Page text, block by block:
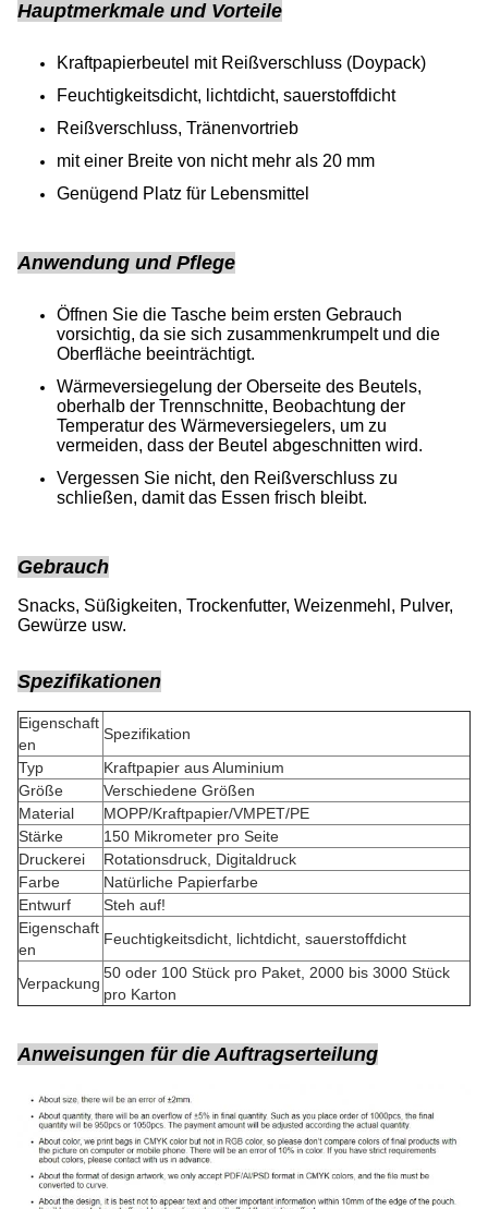
Hauptmerkmale und Vorteile
Kraftpapierbeutel mit Reißverschluss (Doypack)
Feuchtigkeitsdicht, lichtdicht, sauerstoffdicht
Reißverschluss, Tränenvortrieb
mit einer Breite von nicht mehr als 20 mm
Genügend Platz für Lebensmittel
Anwendung und Pflege
Öffnen Sie die Tasche beim ersten Gebrauch
vorsichtig, da sie sich zusammenkrumpelt und die
Oberfläche beeinträchtigt.
Wärmeversiegelung der Oberseite des Beutels,
oberhalb der Trennschnitte, Beobachtung der
Temperatur des Wärmeversiegelers, um zu
vermeiden, dass der Beutel abgeschnitten wird.
Vergessen Sie nicht, den Reißverschluss zu
schließen, damit das Essen frisch bleibt.
Gebrauch
Snacks, Süßigkeiten, Trockenfutter, Weizenmehl, Pulver,
Gewürze usw.
Spezifikationen
Eigenschaft
en
Spezifikation
Typ
Kraftpapier aus Aluminium
Größe
Verschiedene Größen
Material
MOPP/Kraftpapier/VMPET/PE
Stärke
150 Mikrometer pro Seite
Druckerei
Rotationsdruck, Digitaldruck
Farbe
Natürliche Papierfarbe
Entwurf
Steh auf!
Eigenschaft
en
Feuchtigkeitsdicht, lichtdicht, sauerstoffdicht
Verpackung
50 oder 100 Stück pro Paket, 2000 bis 3000 Stück
pro Karton
Anweisungen für die Auftragserteilung